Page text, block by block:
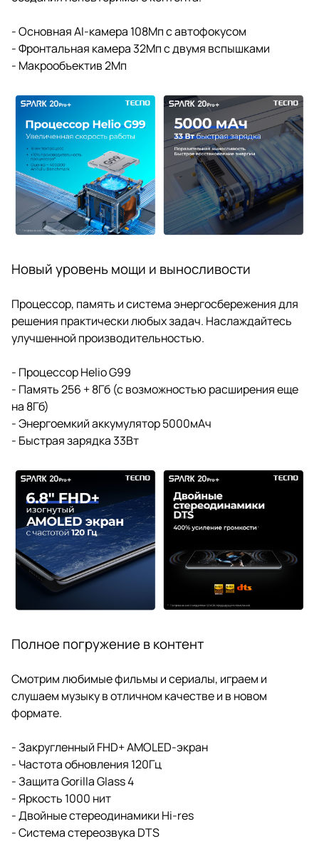
- Основная AI-камера 108Мп с автофокусом
- Фронтальная камера 32Мп с двумя вспышками
- Макрообъектив 2Мп
Новый уровень мощи и выносливости
Процессор, память и система энергосбережения для
решения практически любых задач. Наслаждайтесь
улучшенной производительностью.
- Процессор Helio G99
- Память 256 + 8Гб (с возможностью расширения еще
на 8Гб)
- Энергоемкий аккумулятор 5000мАч
- Быстрая зарядка 33Вт
Полное погружение в контент
Смотрим любимые фильмы и сериалы, играем и
слушаем музыку в отличном качестве и в новом
формате.
- Закругленный FHD+ AMOLED-экран
- Частота обновления 120Гц
- Защита Gorilla Glass 4
- Яркость 1000 нит
- Двойные стереодинамики Hi-res
- Система стереозвука DTS